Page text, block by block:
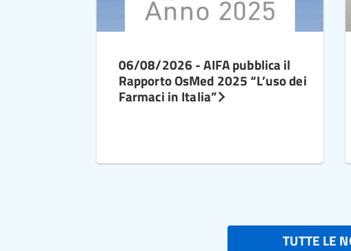
06/08/2026 - AIFA pubblica il
Rapporto OsMed 2025 “L’uso dei
Farmaci in Italia”
TUTTE LE